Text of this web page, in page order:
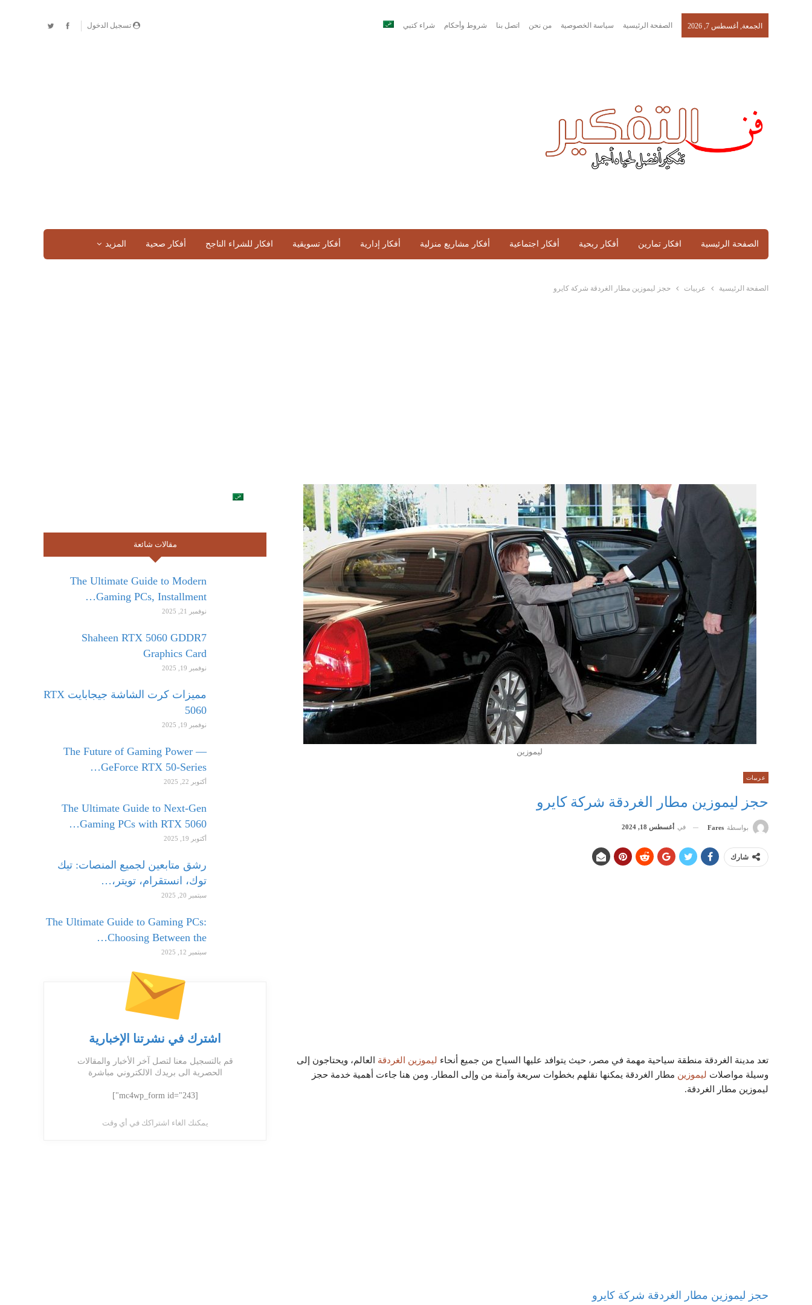
تسجيل الدخول الجمعة, أغسطس 7, 2026 الصفحة الرئيسية سياسة الخصوصية من نحن اتصل بنا شروط وأحكام شراء كتبي
الصفحة الرئيسية افكار تمارين أفكار ربحية أفكار اجتماعية أفكار مشاريع منزلية أفكار إدارية أفكار تسويقية افكار للشراء الناجح أفكار صحية المزيد
الصفحة الرئيسية عربيات حجز ليموزين مطار الغردقة شركة كايرو
ليموزين
عربيات
حجز ليموزين مطار الغردقة شركة كايرو
بواسطة Fares في أغسطس 18, 2024
شارك
تعد مدينة الغردقة منطقة سياحية مهمة في مصر، حيث يتوافد عليها السياح من جميع أنحاء ليموزين الغردقة العالم، ويحتاجون إلى
وسيلة مواصلات ليموزين مطار الغردقة يمكنها نقلهم بخطوات سريعة وآمنة من وإلى المطار. ومن هنا جاءت أهمية خدمة حجز
ليموزين مطار الغردقة.
حجز ليموزين مطار الغردقة شركة كايرو
مقالات شائعة
The Ultimate Guide to Modern
Gaming PCs, Installment…
نوفمبر 21, 2025
Shaheen RTX 5060 GDDR7
Graphics Card
نوفمبر 19, 2025
مميزات كرت الشاشة جيجابايت RTX
5060
نوفمبر 19, 2025
The Future of Gaming Power —
GeForce RTX 50-Series…
أكتوبر 22, 2025
The Ultimate Guide to Next-Gen
Gaming PCs with RTX 5060…
أكتوبر 19, 2025
رشق متابعين لجميع المنصات: تيك
توك، انستقرام، تويتر،…
سبتمبر 20, 2025
The Ultimate Guide to Gaming PCs:
Choosing Between the…
سبتمبر 12, 2025
اشترك في نشرتنا الإخبارية
قم بالتسجيل معنا لتصل آخر الأخبار والمقالات
الحصرية الى بريدك الالكتروني مباشرة
[mc4wp_form id="243"]
يمكنك الغاء اشتراكك في أي وقت